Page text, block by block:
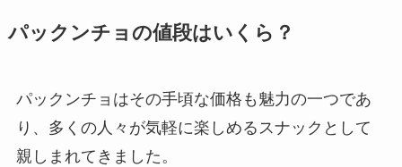
パックンチョの値段はいくら？
パックンチョはその手頃な価格も魅力の一つであ
り、多くの人々が気軽に楽しめるスナックとして
親しまれてきました。